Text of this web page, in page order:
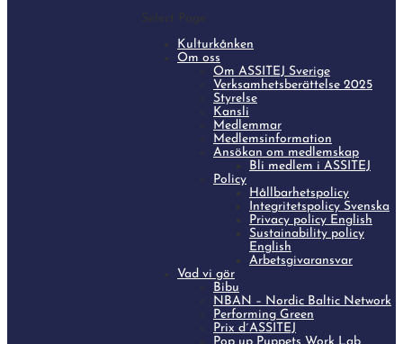
Select Page
Kulturkånken
Om oss
Om ASSITEJ Sverige
Verksamhetsberättelse 2025
Styrelse
Kansli
Medlemmar
Medlemsinformation
Ansökan om medlemskap
Bli medlem i ASSITEJ
Policy
Hållbarhetspolicy
Integritetspolicy Svenska
Privacy policy English
Sustainability policy
English
Arbetsgivaransvar
Vad vi gör
Bibu
NBAN – Nordic Baltic Network
Performing Green
Prix d´ASSITEJ